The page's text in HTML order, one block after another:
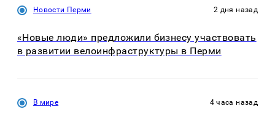
Новости Перми 2 дня назад
«Новые люди» предложили бизнесу участвовать
в развитии велоинфраструктуры в Перми
В мире 4 часа назад